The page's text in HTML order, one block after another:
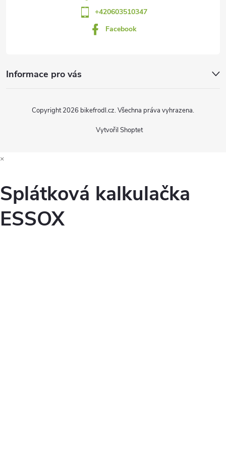
+420603510347
Facebook
Informace pro vás
Vytvořil Shoptet
Copyright 2026 bikefrodl.cz. Všechna práva vyhrazena.
×
Splátková kalkulačka
ESSOX